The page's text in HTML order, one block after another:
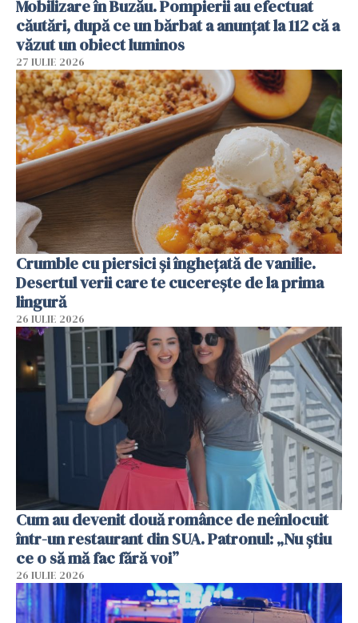
Mobilizare în Buzău. Pompierii au efectuat
căutări, după ce un bărbat a anunțat la 112 că a
văzut un obiect luminos
27 IULIE 2026
Crumble cu piersici și înghețată de vanilie.
Desertul verii care te cucerește de la prima
lingură
26 IULIE 2026
Cum au devenit două românce de neînlocuit
într-un restaurant din SUA. Patronul: „Nu știu
ce o să mă fac fără voi”
26 IULIE 2026